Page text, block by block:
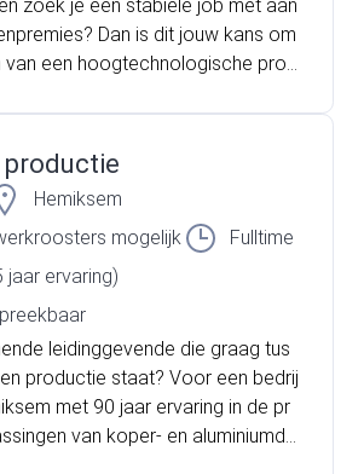
zoek je een stabiele job met aan
Dan is dit jouw kans om
van een hoogtechnologische prod
marktleider in Genk zijn wij
Technisch Operatoren voor e
Hemiksem
mogelijk
Fulltime
jaar ervaring)
leidinggevende die graag tus
productie staat? Voor een bedrij
met 90 jaar ervaring in de pr
van koper- en aluminiumdr